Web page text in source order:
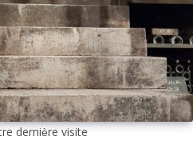
dernière visite